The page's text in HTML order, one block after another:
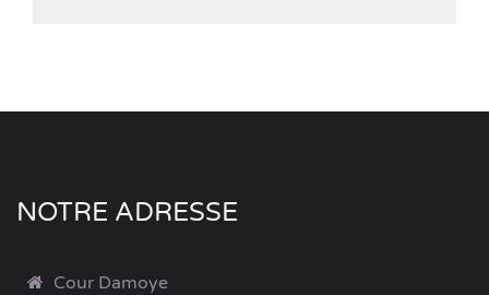
NOTRE ADRESSE
Cour Damoye